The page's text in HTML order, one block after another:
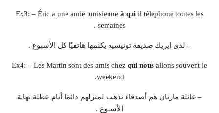
Ex3: – Éric a une amie tunisienne à qui il téléphone toutes les
semaines .
– لدى إيريك صديقة تونيسية يكلمها هاتفيًا كل الأسبوع .
Ex4: – Les Martin sont des amis chez qui nous allons souvent le
weekend.
– عائلة مارتان هم أصدقاء نذهب لمنزلهم دائمًا أيام عطلة نهاية
الأسبوع .